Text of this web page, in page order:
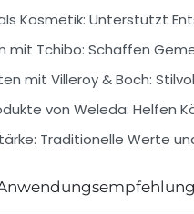
Kosmetik: Unterstützt
mit Tchibo: Schaffen
mit Villeroy & Boch:
von Weleda: Helfen
Traditionelle Werte